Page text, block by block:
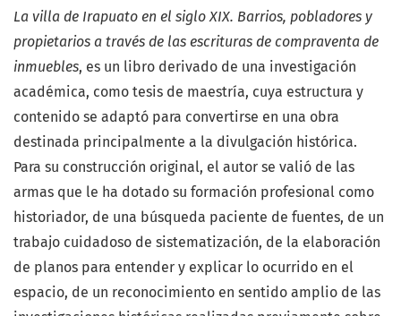
La villa de Irapuato en el siglo XIX. Barrios, pobladores y
propietarios a través de las escrituras de compraventa de
inmuebles, es un libro derivado de una investigación
académica, como tesis de maestría, cuya estructura y
contenido se adaptó para convertirse en una obra
destinada principalmente a la divulgación histórica.
Para su construcción original, el autor se valió de las
armas que le ha dotado su formación profesional como
historiador, de una búsqueda paciente de fuentes, de un
trabajo cuidadoso de sistematización, de la elaboración
de planos para entender y explicar lo ocurrido en el
espacio, de un reconocimiento en sentido amplio de las